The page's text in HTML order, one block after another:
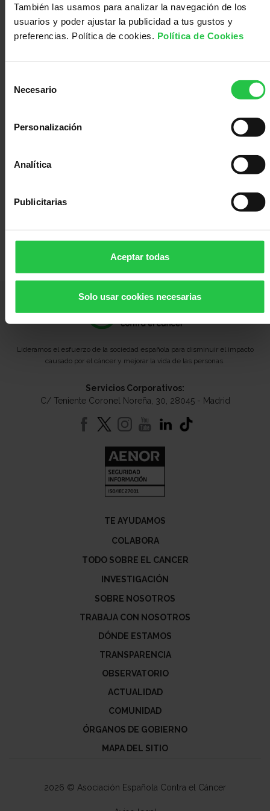
También las usamos para analizar la navegación de los
usuarios y poder ajustar la publicidad a tus gustos y
preferencias. Política de cookies. Política de Cookies
Necesario
Personalización
Analítica
Publicitarias
Aceptar todas
Solo usar cookies necesarias
Médico
Acompañamiento
dirigido
Lideramos el esfuerzo de la sociedad española para disminuir el impacto
causado por el cáncer y mejorar la vida de las personas.
Servicios Corporativos:
C/ Teniente Coronel Noreña, 30, 28045 - Madrid
TE AYUDAMOS
COLABORA
TODO SOBRE EL CANCER
INVESTIGACIÓN
SOBRE NOSOTROS
TRABAJA CON NOSOTROS
DÓNDE ESTAMOS
TRANSPARENCIA
OBSERVATORIO
ACTUALIDAD
COMUNIDAD
ÓRGANOS DE GOBIERNO
MAPA DEL SITIO
2026 © Asociación Española Contra el Cáncer